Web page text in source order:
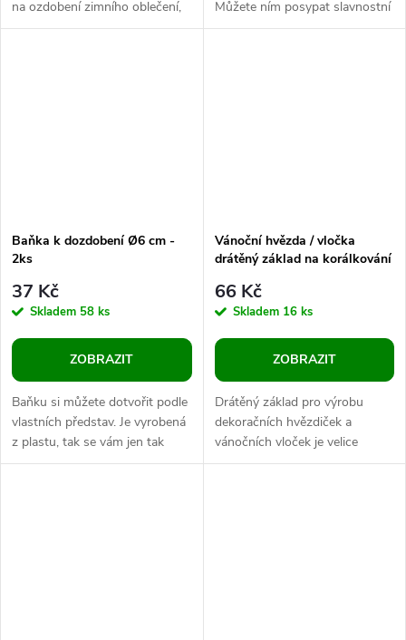
na ozdobení zimního oblečení,
čepic, rukavic, šálů, tašek i
Můžete ním posypat slavnostní
tabuli, ozdobné věnce nebo ho
Baňka k dozdobení Ø6 cm -
2ks
37 Kč
Skladem 58 ks
ZOBRAZIT
Baňku si můžete dotvořit podle
vlastních představ. Je vyrobená
z plastu, tak se vám jen tak
lehce nerozbije. Uvnitř vynikne
Vánoční hvězda / vločka
drátěný základ na korálkování
66 Kč
Skladem 16 ks
ZOBRAZIT
Drátěný základ pro výrobu
dekoračních hvězdiček a
vánočních vloček je velice
kvalitní, z nerezové oceli. Na